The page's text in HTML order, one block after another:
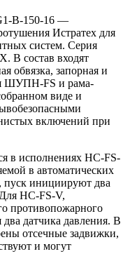
B-150-16 —
Истратех для
систем. Серия
В состав входят
обвязка, запорная и
ШУПН-FS и рама-
виде и
включений при
в исполнениях HC-FS-
в автоматических
инициируют два
HC-FS-V,
противопожарного
датчика давления. В
отсечные задвижки,
и могут